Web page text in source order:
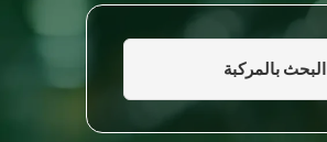
البحث بالمركبة